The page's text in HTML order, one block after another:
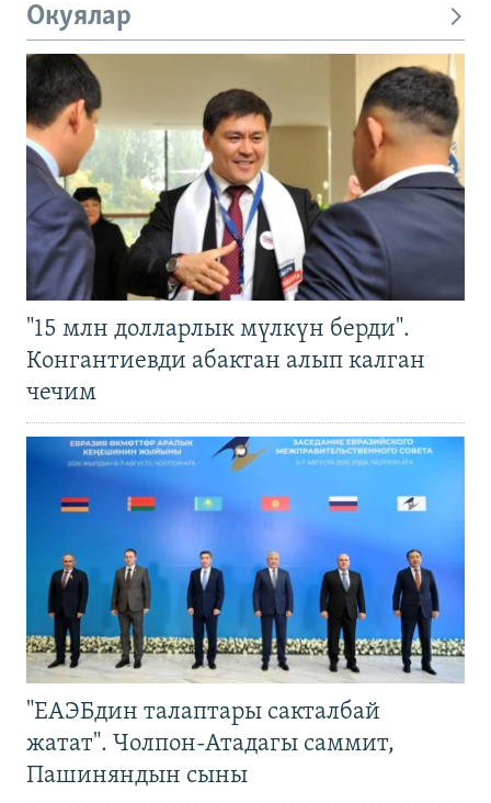
Окуялар
"15 млн долларлык мүлкүн берди".
Конгантиевди абактан алып калган
чечим
"ЕАЭБдин талаптары сакталбай
жатат". Чолпон-Атадагы саммит,
Пашиняндын сыны